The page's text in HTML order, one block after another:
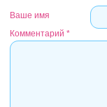
Ваше имя
Комментарий *